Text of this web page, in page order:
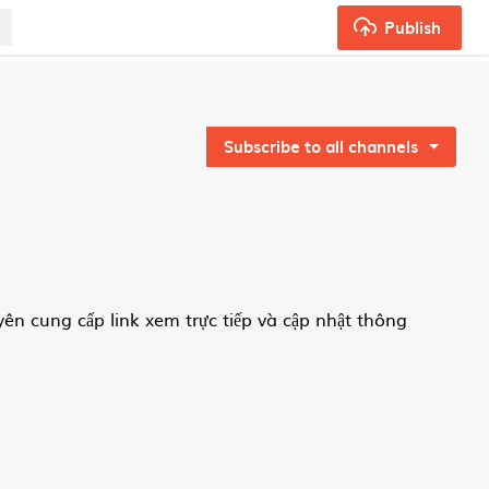
Publish
cung cấp link xem trực tiếp và cập nhật thông
Subscribe to all channels